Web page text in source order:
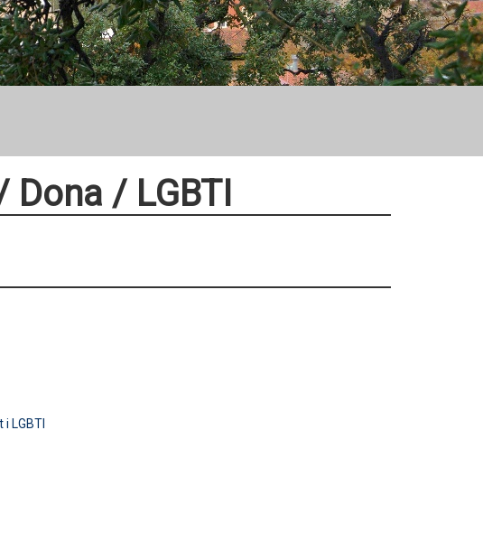
/ LGBTI
LGBTI